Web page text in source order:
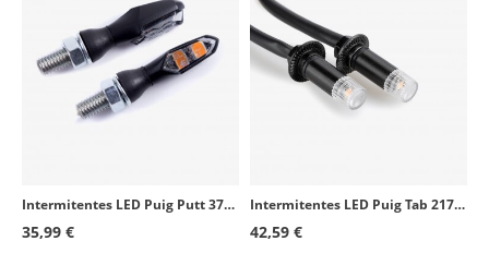
Intermitentes LED Puig Putt 3734N Negro
35,99 €
Intermitentes LED Puig Tab 21749N Negro
42,59 €